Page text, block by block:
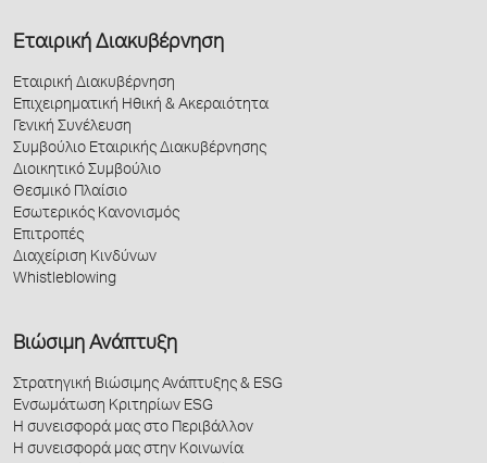
Εταιρική Διακυβέρνηση
Εταιρική Διακυβέρνηση
Επιχειρηματική Ηθική & Ακεραιότητα
Γενική Συνέλευση
Συμβούλιο Εταιρικής Διακυβέρνησης
Διοικητικό Συμβούλιο
Θεσμικό Πλαίσιο
Εσωτερικός Κανονισμός
Επιτροπές
Διαχείριση Κινδύνων
Whistleblowing
Βιώσιμη Ανάπτυξη
Στρατηγική Βιώσιμης Ανάπτυξης & ESG
Ενσωμάτωση Κριτηρίων ESG
Η συνεισφορά μας στο Περιβάλλον
Η συνεισφορά μας στην Κοινωνία